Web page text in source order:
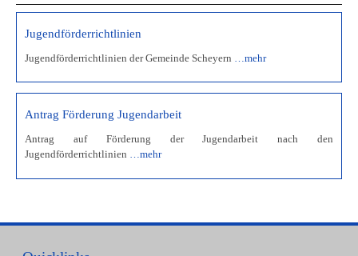
Jugendförderrichtlinien
Jugendförderrichtlinien der Gemeinde Scheyern …mehr
Antrag Förderung Jugendarbeit
Antrag auf Förderung der Jugendarbeit nach den
Jugendförderrichtlinien …mehr